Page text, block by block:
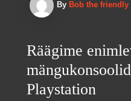
By Bob the friendly
Räägime
Playstation